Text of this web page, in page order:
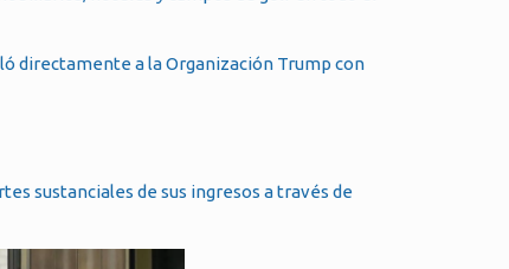
directamente a la Organización Trump con
sustanciales de sus ingresos a través de